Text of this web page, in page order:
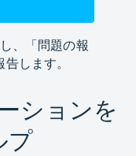
、「問題の報
します。
ションを
プ